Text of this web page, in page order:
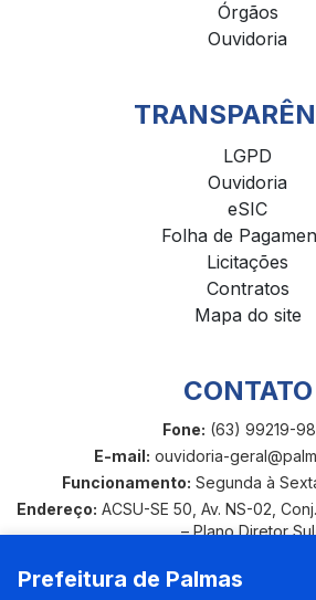
Prefeitura de Palmas
Órgãos
Ouvidoria
LGPD
Ouvidoria
eSIC
Folha de
Licitações
Contratos
Mapa do site
CONTATO
Fone: (63) 99219-
E-mail: ouvidoria-
Funcionamento: Segunda à
Endereço: ACSU-SE 50, Av. NS-02,
– Plano Diretor Sul